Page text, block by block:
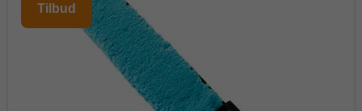
Tilbud